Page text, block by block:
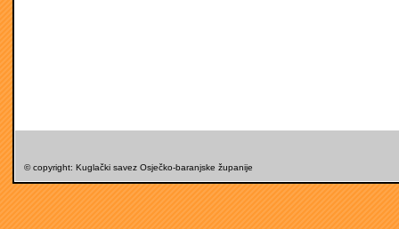
© copyright: Kuglački savez Osječko-baranjske županije